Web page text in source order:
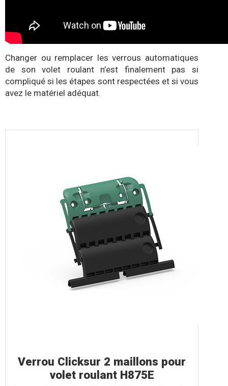
Changer ou remplacer les verrous automatiques
de son volet roulant n’est finalement pas si
compliqué si les étapes sont respectées et si vous
avez le matériel adéquat.
Verrou Clicksur 2 maillons pour
volet roulant H875E